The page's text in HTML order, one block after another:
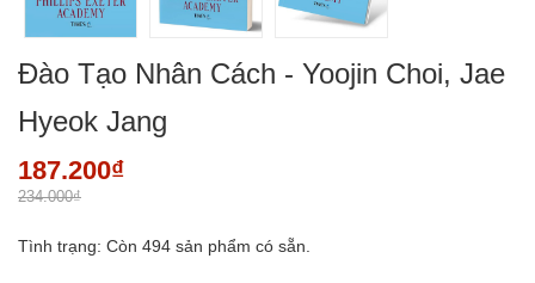
Đào Tạo Nhân Cách - Yoojin Choi, Jae
Hyeok Jang
187.200₫
234.000₫
Tình trạng: Còn 494 sản phẩm có sẵn.